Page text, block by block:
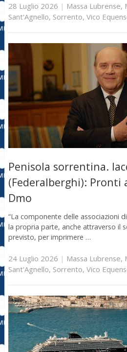
28 Luglio 2026 | Massa Lubrense,
Sant'Agnello, Sorrento, Vico
Penisola sorrentina.
(Federalberghi): Pronti
Dmo
“La componente delle associazioni
la propria parte, anche attraverso il
previsto, per imprimere …
24 Luglio 2026 | Massa Lubrense,
Sant'Agnello, Sorrento, Vico